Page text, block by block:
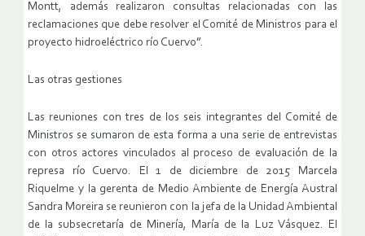
Montt, además realizaron consultas relacionadas con las
reclamaciones que debe resolver el Comité de Ministros para el
proyecto hidroeléctrico río Cuervo”.
Las otras gestiones
Las reuniones con tres de los seis integrantes del Comité de
Ministros se sumaron de esta forma a una serie de entrevistas
con otros actores vinculados al proceso de evaluación de la
represa río Cuervo. El 1 de diciembre de 2015 Marcela
Riquelme y la gerenta de Medio Ambiente de Energía Austral
Sandra Moreira se reunieron con la jefa de la Unidad Ambiental
de la subsecretaría de Minería, María de la Luz Vásquez. El